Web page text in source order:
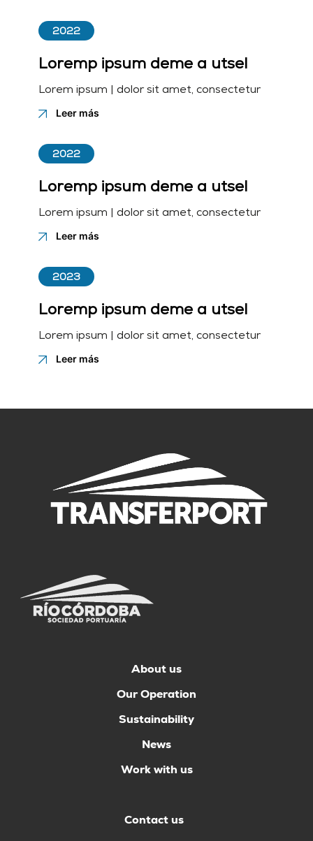
2022
Loremp ipsum deme a utsel
Lorem ipsum | dolor sit amet, consectetur
Leer más
2022
Loremp ipsum deme a utsel
Lorem ipsum | dolor sit amet, consectetur
Leer más
2023
Loremp ipsum deme a utsel
Lorem ipsum | dolor sit amet, consectetur
Leer más
About us
Our Operation
Sustainability
News
Work with us
Contact us